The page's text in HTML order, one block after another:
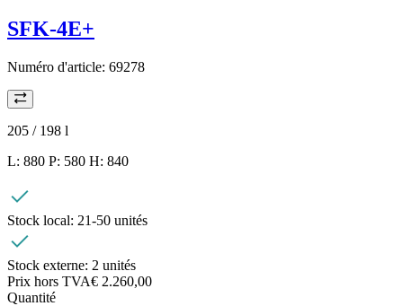
SFK-4E+
Numéro d'article: 69278
205 / 198 l
L: 880 P: 580 H: 840
Stock local: 21-50 unités
Stock externe: 2 unités
Prix hors TVA€ 2.260,00
Quantité